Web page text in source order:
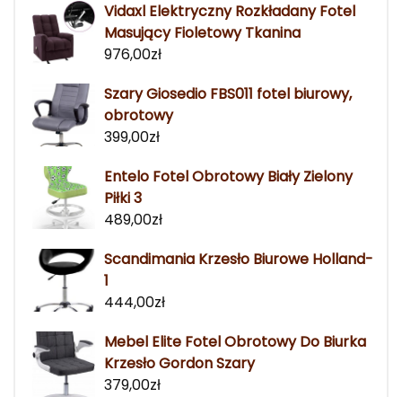
Vidaxl Elektryczny Rozkładany Fotel
Masujący Fioletowy Tkanina
976,00zł
Szary Giosedio FBS011 fotel biurowy,
obrotowy
399,00zł
Entelo Fotel Obrotowy Biały Zielony
Piłki 3
489,00zł
Scandimania Krzesło Biurowe Holland-
1
444,00zł
Mebel Elite Fotel Obrotowy Do Biurka
Krzesło Gordon Szary
379,00zł